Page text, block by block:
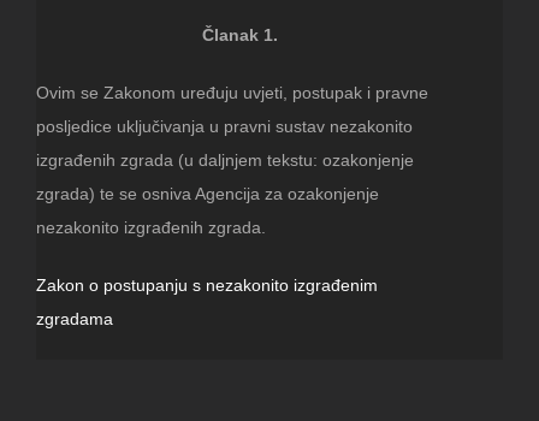
Članak 1.
Ovim se Zakonom uređuju uvjeti, postupak i pravne
posljedice uključivanja u pravni sustav nezakonito
izgrađenih zgrada (u daljnjem tekstu: ozakonjenje
zgrada) te se osniva Agencija za ozakonjenje
nezakonito izgrađenih zgrada.
Zakon o postupanju s nezakonito izgrađenim
zgradama